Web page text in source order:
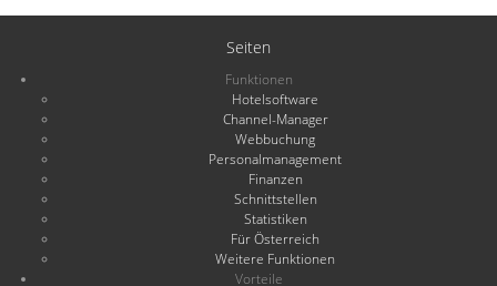
Seiten
Funktionen
Hotelsoftware
Channel-Manager
Webbuchung
Personalmanagement
Finanzen
Schnittstellen
Statistiken
Für Österreich
Weitere Funktionen
Vorteile